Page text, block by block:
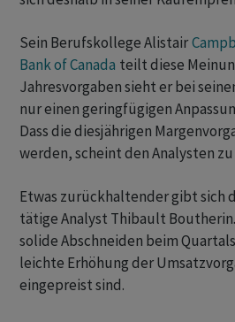
Sein Berufskollege Alistair
Bank of Canada teilt diese
Jahresvorgaben sieht er bei
nur einen geringfügigen
Dass die diesjährigen
werden, scheint den Analysten
Etwas zurückhaltender gibt sich
tätige Analyst Thibault
solide Abschneiden beim
leichte Erhöhung der
eingepreist sind.